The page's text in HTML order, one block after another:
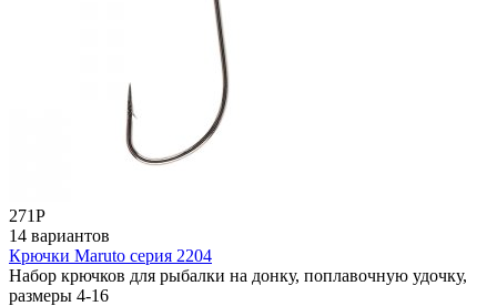
271Р
14 вариантов
Крючки Maruto серия 2204
Набор крючков для рыбалки на донку, поплавочную удочку,
размеры 4-16